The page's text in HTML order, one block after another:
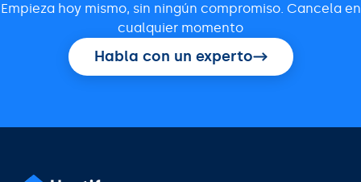
Empieza hoy mismo, sin ningún compromiso. Cancela en
cualquier momento
Habla con un experto